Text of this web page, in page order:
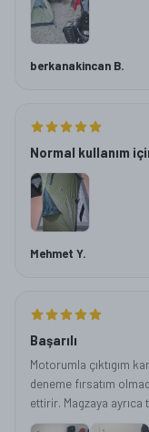
berkanakincan B.
Normal kullanım
Mehmet Y.
Başarılı
Motorumla çıktıgım
deneme fırsatım
ettirir. Magzaya